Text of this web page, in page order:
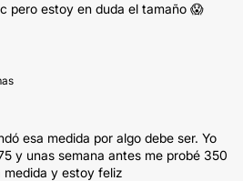
pero estoy en duda el tamaño 😱
esa medida por algo debe ser. Yo
y unas semana antes me probé 350
medida y estoy feliz